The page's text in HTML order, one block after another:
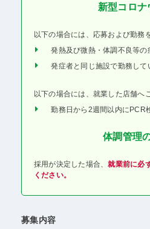
新型コロ
以下の場合には、応募および勤務
発熱及び微熱・体調不良等の
発症者と同じ施設で勤務し
以下の場合には、就業した店舗へ
勤務日から2週間以内にPCR
体調管理
採用が決定した場合、就業前に必
ください。
募集内容